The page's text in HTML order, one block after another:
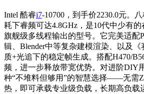
Intel 酷睿i7-10700，到手价2230.0元。
耗下睿频可达4.8GHz，是10代中少有
旗舰级多线程输出的型号。它完美适配
辑、Blender中等复杂建模渲染、以及《
质+光追下的稳定帧生成。搭配H470/
频，进一步释放带宽优势。对进阶DIY
种“不堆料但够用”的智慧选择——无需
热，即可承载专业级负载，长期高负载